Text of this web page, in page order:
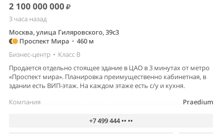
2 100 000 000
3 часа назад
Москва, улица Гиляровского, 39с3
Проспект Мира • 460 м
Бизнес-центр • Класс B
Продается отдельно стоящее здание в ЦАО в 3 минутах от метро
«Проспект мира». Планировка преимущественно кабинетная, в
здании есть ВИП-этаж. На каждом этаже есть с/у и кухня.
Praedium
Компания
+7 499 444 •• ••